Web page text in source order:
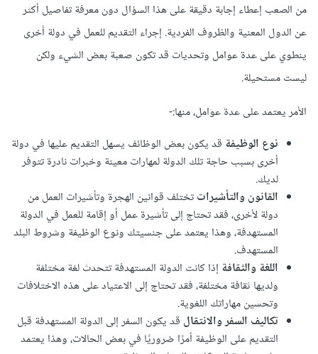
من الصعب إعطاء إجابة دقيقة على هذا السؤال دون معرفة تفاصيل أكثر
عن الدول المعنية والظروف الفردية. إجراء التقديم للعمل في دولة أخرى
ينطوي على عدة عوامل وتحديات قد تكون صعبة بعض الشيء ولكن
ليست مستحيلة.
الأمر يعتمد على عدة عوامل، منها:-
نوع الوظيفةقد يكون بعض الوظائف يسهل التقديم عليها في دولة
أخرى بسبب حاجة تلك الدولة لمهارات معينة وخبرات نادرة تتوفر
لديك.
القانون والتأشيراتتختلف قوانين الهجرة وتأشيرات العمل من
دولة لأخرى، فقد تحتاج إلى تأشيرة عمل أو إقامة للعمل في الدولة
المستهدفة، وهذا يعتمد على جنسيتك ونوع الوظيفة وشروط البلد
المستهدف.
اللغة والثقافةإذا كانت الدولة المستهدفة تتحدث لغة مختلفة
ولديها ثقافة مختلفة، فقد تحتاج إلى الاعتياد على هذه الاختلافات
وتحسين مهاراتك اللغوية.
تكاليف السفر والانتقالقد يكون السفر إلى الدولة المستهدفة قبل
التقديم على الوظيفة أمرًا ضروريًا في بعض الحالات، وهذا يعتمد